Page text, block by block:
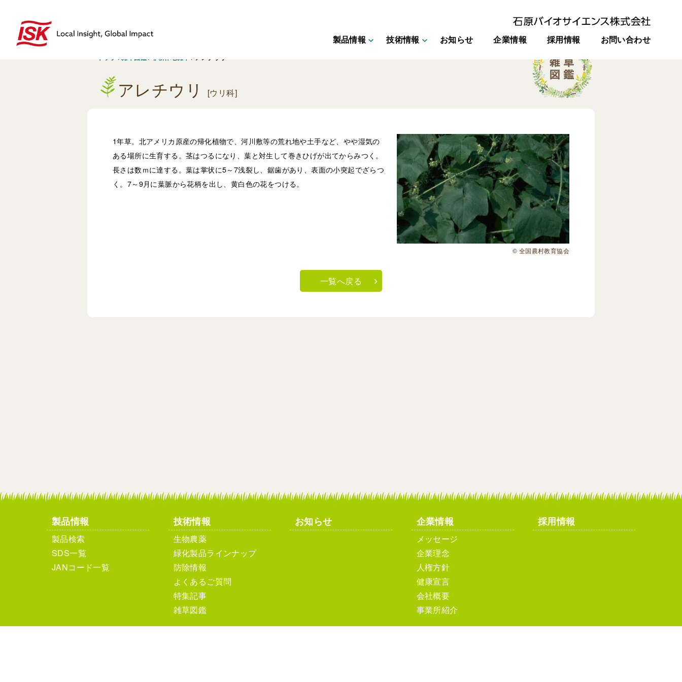
製品情報 技術情報 お知らせ 企業情報 採用情報 お問い合わせ
トップ /雑草図鑑/ 非耕作地雑草 / アレチウリ
アレチウリ [ウリ科]
© 全国農村教育協会
1年草。北アメリカ原産の帰化植物で、河川敷等の荒れ地や土手など、やや湿気の
ある場所に生育する。茎はつるになり、葉と対生して巻きひげが出てからみつく。
長さは数ｍに達する。葉は掌状に5～7浅裂し、鋸歯があり、表面の小突起でざらつ
く。7～9月に葉脈から花柄を出し、黄白色の花をつける。
一覧へ戻る
製品情報
製品検索
SDS一覧
JANコード一覧
技術情報
生物農薬
緑化製品ラインナップ
防除情報
よくあるご質問
特集記事
雑草図鑑
お知らせ 企業情報
メッセージ
企業理念
人権方針
健康宣言
会社概要
事業所紹介
採用情報